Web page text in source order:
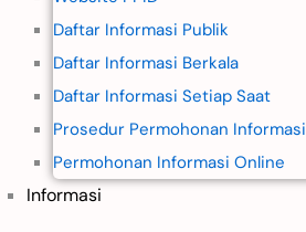
Daftar Informasi Publik
Daftar Informasi Berkala
Daftar Informasi Setiap Saat
Prosedur Permohonan Informasi
Permohonan Informasi Online
Informasi